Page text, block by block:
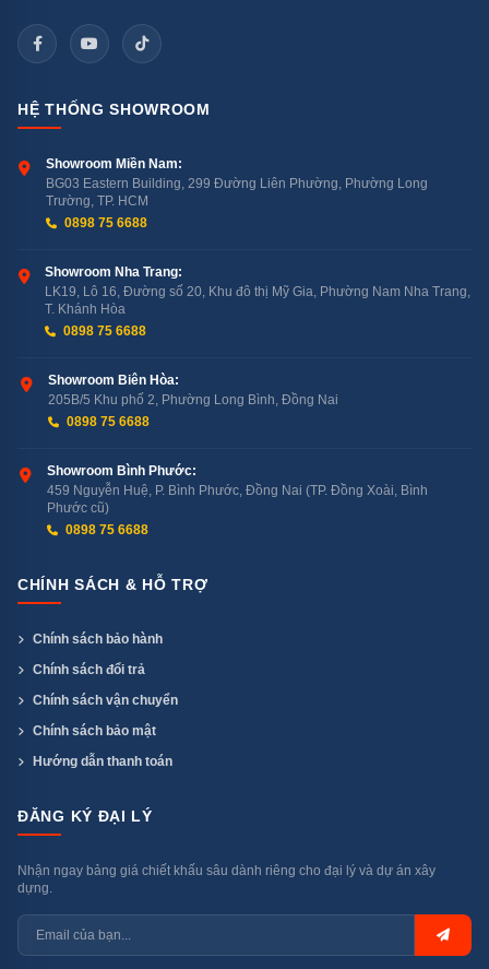
khí thải CO2 phát sinh từ việc sử dụng năng lượng.
mini 8 Bộ Bosch SCE52M65EU mang lại. Với những
SCE52M65EU mini 8 bộ sẽ đáp ứng mọi nhu cầu của
cuộc sống hiện đại và là sự lựa chọn lý tưởng cho khu
Bosch SCE52M65EU, bạn sẽ có một cuộc sống thông
minh hơn, với những thiết bị công nghệ tự động, tiết
kiệm thời gian và công sức.
HỆ THỐNG SHOWROOM
Showroom Miền Nam:
BG03 Eastern Building, 299 Đường Liên Phường, Phường Long
Trường, TP. HCM
0898 75 6688
Showroom Nha Trang:
LK19, Lô 16, Đường số 20, Khu đô thị Mỹ Gia, Phường Nam Nha Trang,
T. Khánh Hòa
0898 75 6688
Showroom Biên Hòa:
205B/5 Khu phố 2, Phường Long Bình, Đồng Nai
0898 75 6688
Showroom Bình Phước:
459 Nguyễn Huệ, P. Bình Phước, Đồng Nai (TP. Đồng Xoài, Bình
Phước cũ)
0898 75 6688
CHÍNH SÁCH & HỖ TRỢ
Chính sách bảo hành
Chính sách đổi trả
Chính sách vận chuyển
Chính sách bảo mật
Hướng dẫn thanh toán
ĐĂNG KÝ ĐẠI LÝ
Nhận ngay bảng giá chiết khấu sâu dành riêng cho đại lý và dự án xây
dựng.